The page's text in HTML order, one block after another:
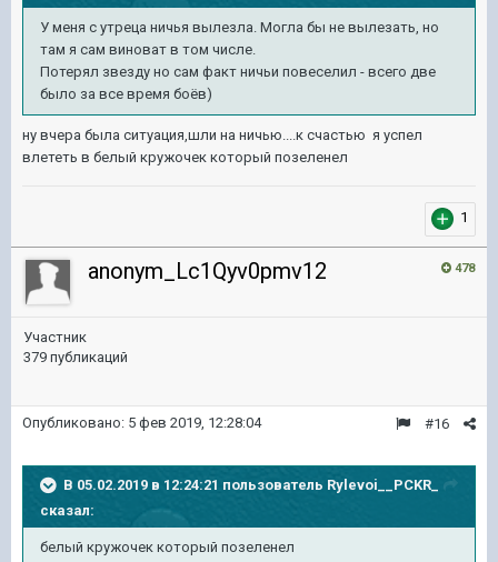
У меня с утреца ничья вылезла. Могла бы не вылезать, но
там я сам виноват в том числе.
Потерял звезду но сам факт ничьи повеселил - всего две
было за все время боёв)
ну вчера была ситуация,шли на ничью....к счастью я успел
влететь в белый кружочек который позеленел
1
478
anonym_Lc1Qyv0pmv12
Участник
379 публикаций
#16
Опубликовано: 5 фев 2019, 12:28:04
В 05.02.2019 в 12:24:21 пользователь Rylevoi__PCKR_
сказал:
белый кружочек который позеленел